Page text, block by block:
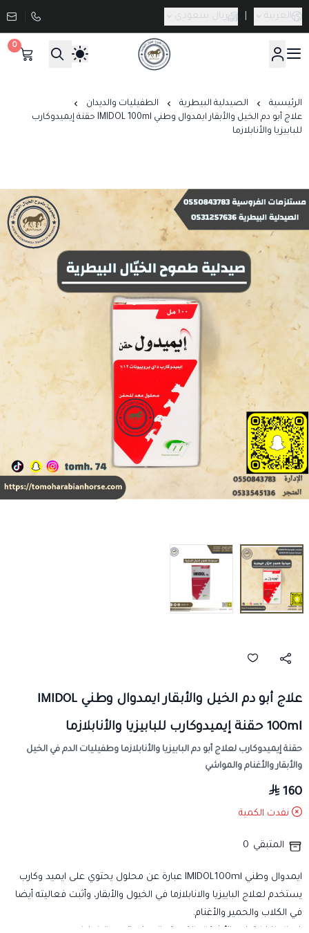
العربية ريال سعودي
صيدلية طموح الخيال البيطرية
0
الرئيسية الصيدلية البيطرية
الطفيليات والديدان
علاج أبو دم الخيل والأبقار ايمدوال وطني IMIDOL 100ml حقنة إيميدوكارب
للبابيزيا والأنابلازما
علاج أبو دم الخيل والأبقار ايمدوال وطني IMIDOL
100ml حقنة إيميدوكارب للبابيزيا والأنابلازما
حقنة إيميدوكارب لعلاج أبو دم البابيزيا والأنابلازما وطفيليات الدم في الخيل
والأبقار والأغنام والمواشي
160
نفدت الكمية
المتبقي 0
ايمدوال وطني IMIDOL100ml عبارة عن محلول يحتوي على ايميد وكارب
يستخدم لعلاج الباييزيا والانابلازما في الخيول والأبقار، وأثبت فعاليته أيضا
في الكلاب والحمير والأغنام.